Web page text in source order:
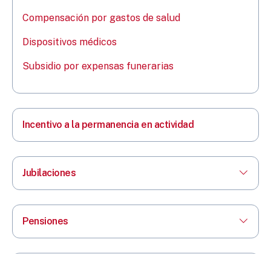
Compensación por gastos de salud
Dispositivos médicos
Subsidio por expensas funerarias
Incentivo a la permanencia en actividad
Jubilaciones
Pensiones